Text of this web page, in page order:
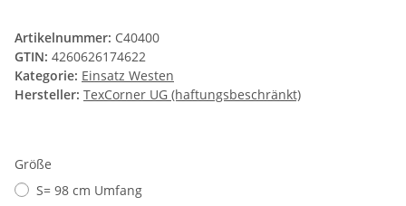
Artikelnummer: C40400
GTIN: 4260626174622
Kategorie: Einsatz Westen
Hersteller: TexCorner UG (haftungsbeschränkt)
Größe
S= 98 cm Umfang